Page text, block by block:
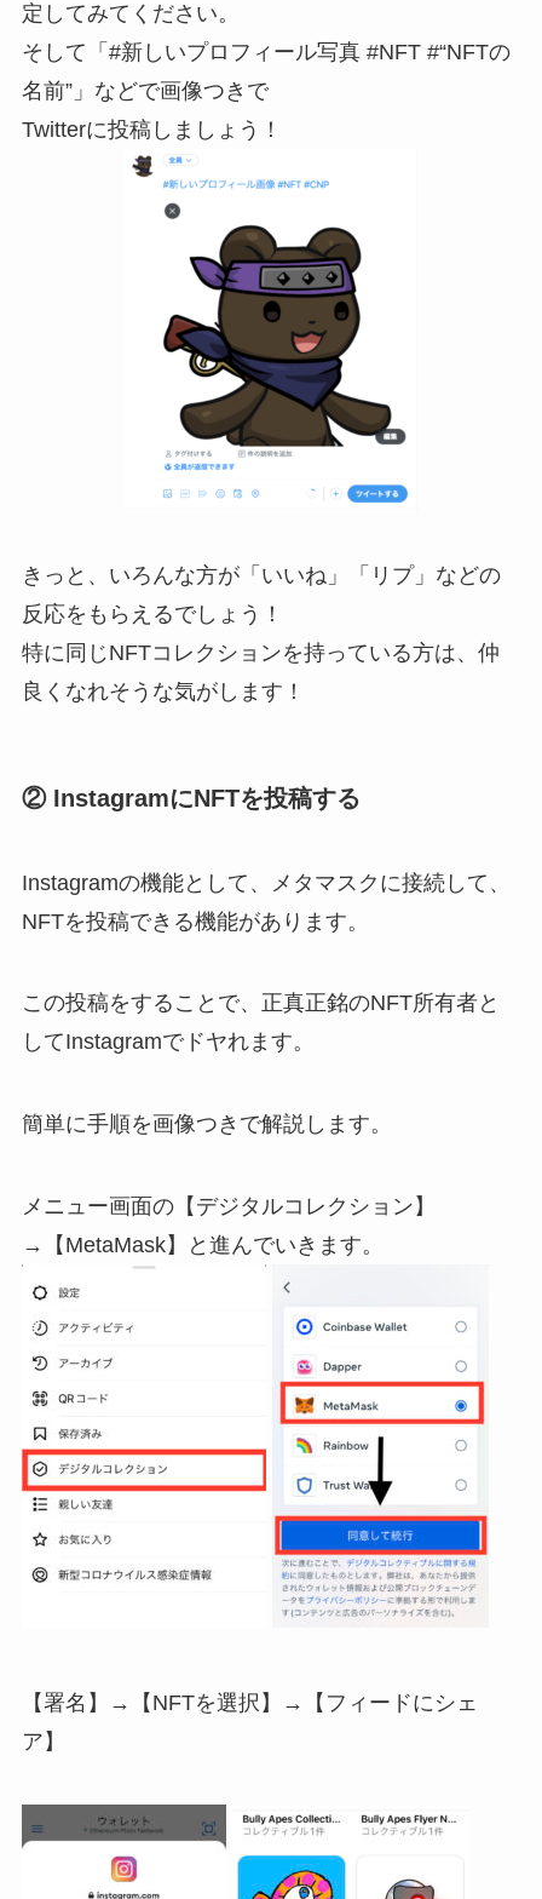
定してみてください。
そして「#新しいプロフィール写真 #NFT #“NFTの
名前”」などで画像つきで
Twitterに投稿しましょう！
きっと、いろんな方が「いいね」「リプ」などの
反応をもらえるでしょう！
特に同じNFTコレクションを持っている方は、仲
良くなれそうな気がします！
② InstagramにNFTを投稿する
Instagramの機能として、メタマスクに接続して、
NFTを投稿できる機能があります。
この投稿をすることで、正真正銘のNFT所有者と
してInstagramでドヤれます。
簡単に手順を画像つきで解説します。
メニュー画面の【デジタルコレクション】
→【MetaMask】と進んでいきます。
【署名】→【NFTを選択】→【フィードにシェ
ア】